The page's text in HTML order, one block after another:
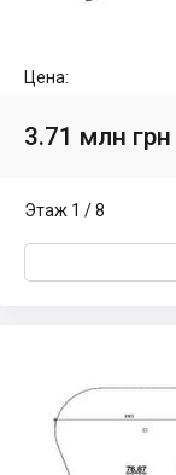
Цена:
3.71 млн грн
Этаж 1 / 8